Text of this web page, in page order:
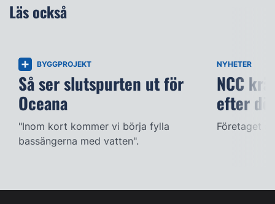
Läs också
BYGGPROJEKT
Så ser slutspurten ut för
Oceana
"Inom kort kommer vi börja fylla
bassängerna med vatten".
NYHETER
NCC
efter
Företaget